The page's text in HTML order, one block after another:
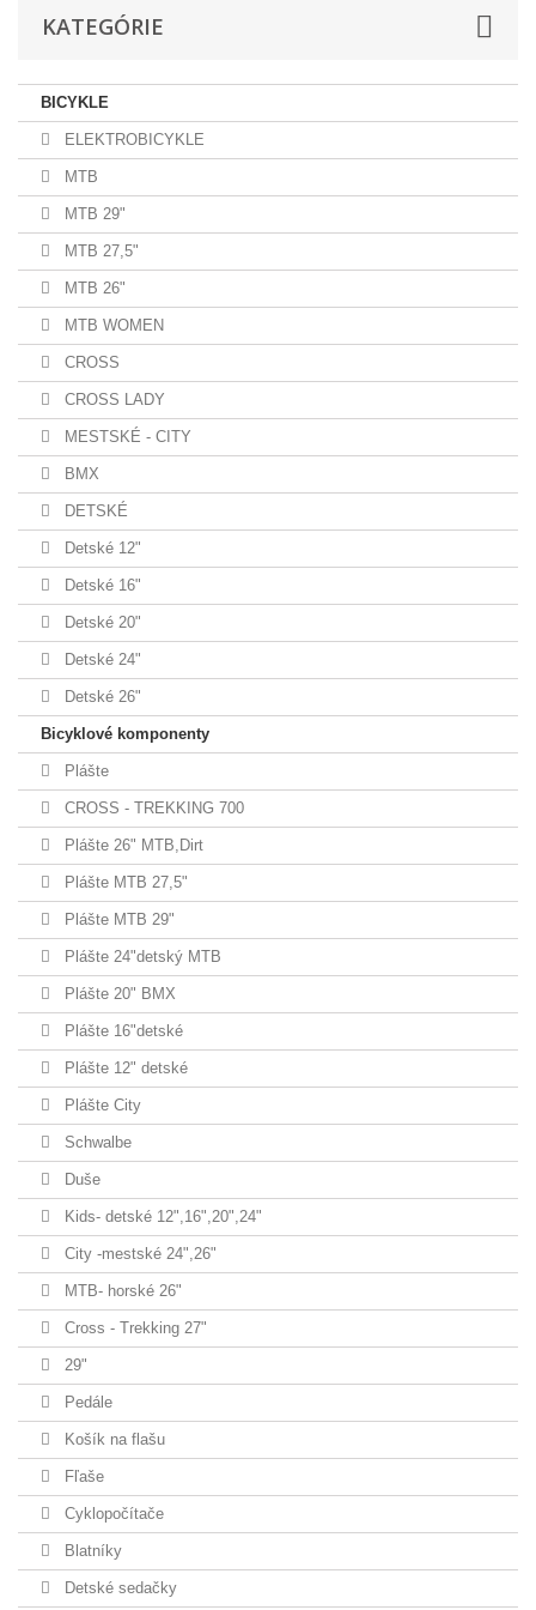
KATEGÓRIE
BICYKLE
ELEKTROBICYKLE
MTB
MTB 29"
MTB 27,5"
MTB 26"
MTB WOMEN
CROSS
CROSS LADY
MESTSKÉ - CITY
BMX
DETSKÉ
Detské 12"
Detské 16"
Detské 20"
Detské 24"
Detské 26"
Bicyklové komponenty
Plášte
CROSS - TREKKING 700
Plášte 26" MTB,Dirt
Plášte MTB 27,5"
Plášte MTB 29"
Plášte 24"detský MTB
Plášte 20" BMX
Plášte 16"detské
Plášte 12" detské
Plášte City
Schwalbe
Duše
Kids- detské 12",16",20",24"
City -mestské 24",26"
MTB- horské 26"
Cross - Trekking 27"
29"
Pedále
Košík na flašu
Fľaše
Cyklopočítače
Blatníky
Detské sedačky